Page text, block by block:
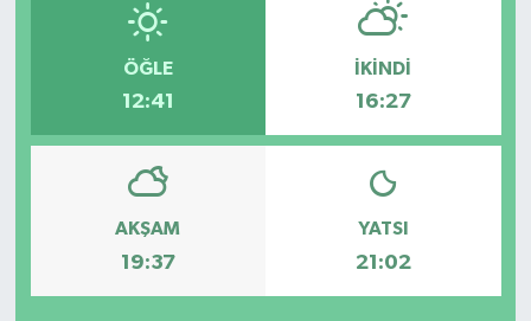
ÖĞLE
12:41
İKINDI
16:27
AKŞAM
19:37
YATSI
21:02